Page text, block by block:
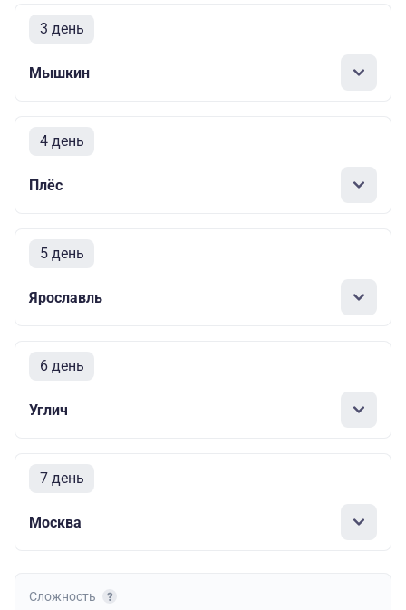
3 день
Мышкин
4 день
Плёс
5 день
Ярославль
6 день
Углич
7 день
Москва
Сложность